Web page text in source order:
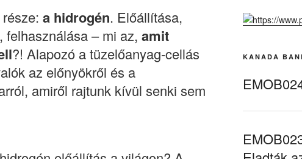
a hidrogén. Előállítása,
– mi az, amit
?! Alapozó a tüzelőanyag-cellás
az előnyökről és a
amiről rajtunk kívül senki sem
KANADA